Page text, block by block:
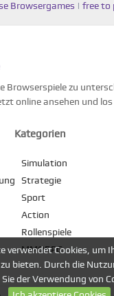
Browsergames | free to
Browserspiele zu
online ansehen und los
Kategorien
Simulation
Strategie
Sport
Action
Rollenspiele
MMORPG
verwendet Cookies, um
bieten. Durch die
der Verwendung von